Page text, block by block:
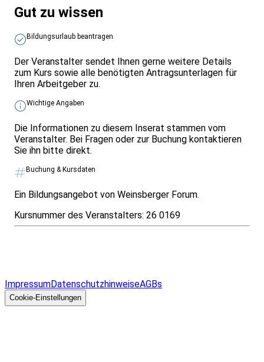
Gut zu wissen
Bildungsurlaub beantragen
Der Veranstalter sendet Ihnen gerne weitere Details
zum Kurs sowie alle benötigten Antragsunterlagen für
Ihren Arbeitgeber zu.
Wichtige Angaben
Die Informationen zu diesem Inserat stammen vom
Veranstalter. Bei Fragen oder zur Buchung kontaktieren
Sie ihn bitte direkt.
Buchung & Kursdaten
Ein Bildungsangebot von Weinsberger Forum.
Kursnummer des Veranstalters: 26 0169
ImpressumDatenschutzhinweiseAGBs
Cookie-Einstellungen